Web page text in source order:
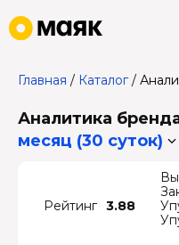
Главная / Каталог/
Аналитика
месяц (30 суток)
Рейтинг 3.88